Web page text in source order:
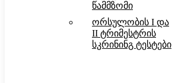
წამმზომი
ორსულობის I და
II ტრიმესტრის
სკრინინგ ტესტები